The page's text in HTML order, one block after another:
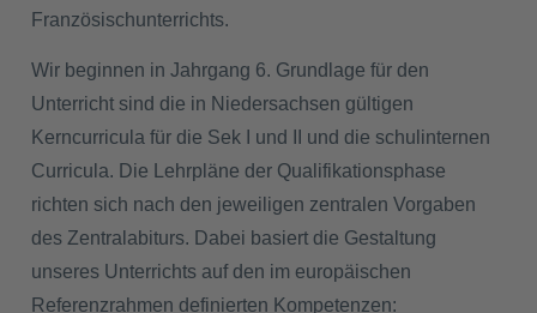
Französischunterrichts.
Wir beginnen in Jahrgang 6. Grundlage für den
Unterricht sind die in Niedersachsen gültigen
Kerncurricula für die Sek I und II und die schulinternen
Curricula. Die Lehrpläne der Qualifikationsphase
richten sich nach den jeweiligen zentralen Vorgaben
des Zentralabiturs. Dabei basiert die Gestaltung
unseres Unterrichts auf den im europäischen
Referenzrahmen definierten Kompetenzen: